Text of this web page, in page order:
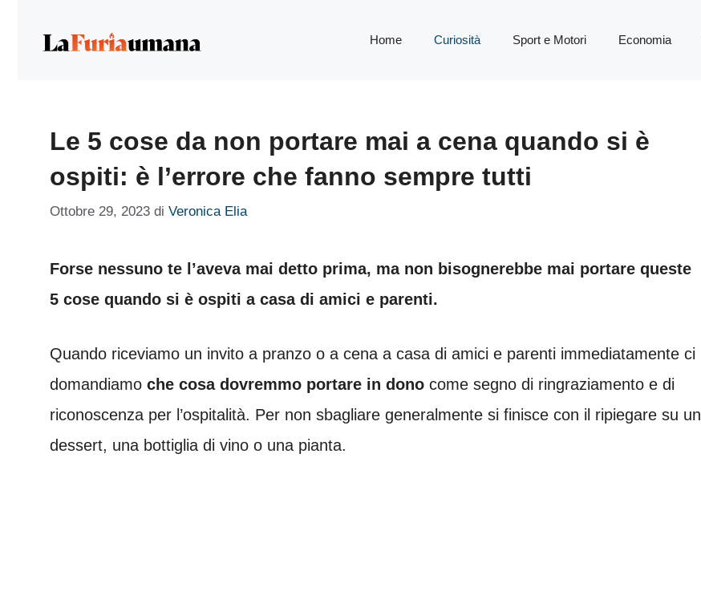
Home Curiosità Sport e Motori Economia
Le 5 cose da non portare mai a cena quando si è
ospiti: è l’errore che fanno sempre tutti
Ottobre 29, 2023 di Veronica Elia
Forse nessuno te l’aveva mai detto prima, ma non bisognerebbe mai portare queste
5 cose quando si è ospiti a casa di amici e parenti.
Quando riceviamo un invito a pranzo o a cena a casa di amici e parenti immediatamente ci
domandiamo che cosa dovremmo portare in dono come segno di ringraziamento e di
riconoscenza per l’ospitalità. Per non sbagliare generalmente si finisce con il ripiegare su un
dessert, una bottiglia di vino o una pianta.